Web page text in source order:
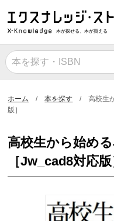
本が探せる、本が買える
ホーム 本を探す
高校生
版］
高校生から始め
［Jw_cad8対応版